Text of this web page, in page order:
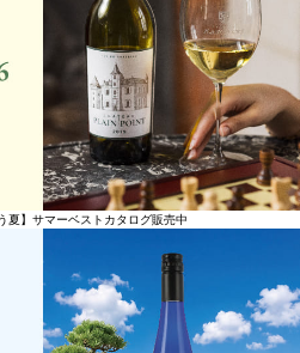
夏】サマーベストカタログ販売中